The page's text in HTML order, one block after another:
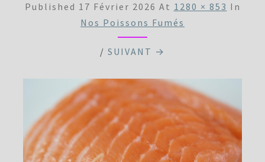
Published 17 Février 2026 At 1280 × 853 In
Nos Poissons Fumés
/ SUIVANT →